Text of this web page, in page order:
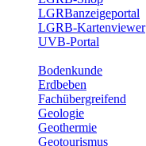
LGRBanzeigeportal
LGRB-Kartenviewer
UVB-Portal
Bodenkunde
Erdbeben
Fachübergreifend
Geologie
Geothermie
Geotourismus